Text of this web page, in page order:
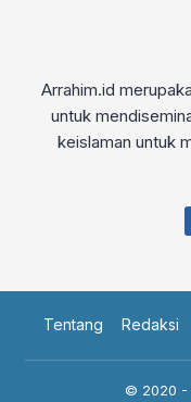
Arrahim.id
untuk
keislaman untuk
Tentang Redaksi
© 2020 -